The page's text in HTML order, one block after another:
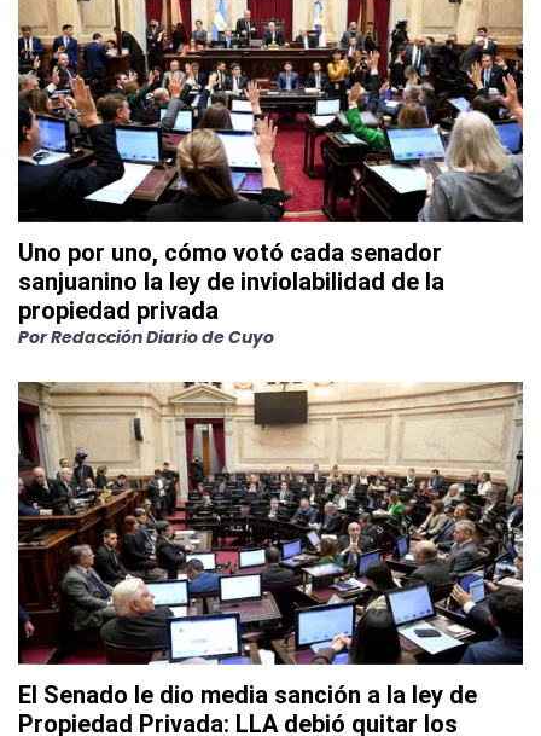
Uno por uno, cómo votó cada senador
sanjuanino la ley de inviolabilidad de la
propiedad privada
PorRedacción Diario de Cuyo
El Senado le dio media sanción a la ley de
Propiedad Privada: LLA debió quitar los